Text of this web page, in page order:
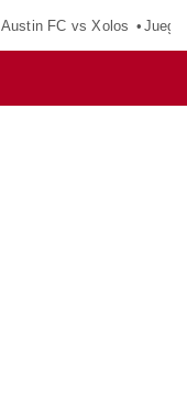
Austin FC vs Xolos